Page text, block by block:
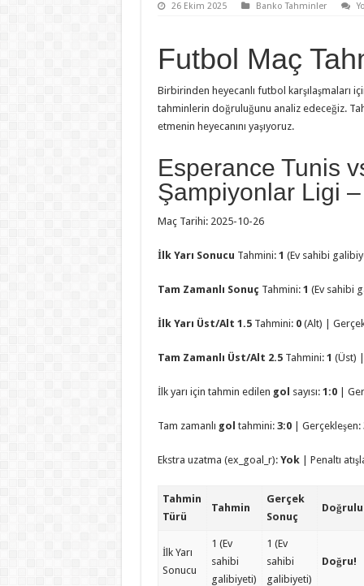
26 Ekim 2025 Banko Tahminler
Futbol Maç
Birbirinden heyecanlı futbol karşılaşmaları
tahminlerin doğruluğunu analiz edeceğiz.
etmenin heyecanını yaşıyoruz.
Esperance Tunis
Şampiyonlar Ligi
Maç Tarihi: 2025-10-26
İlk Yarı Sonucu Tahmini: 1 (Ev sahibi
Tam Zamanlı Sonuç Tahmini: 1 (Ev sahibi
İlk Yarı Üst/Alt 1.5Tahmini: 0(Alt) |
Tam Zamanlı Üst/Alt 2.5Tahmini: 1 (Üst)
İlk yarı için tahmin edilen gol sayısı: 1:0|
Tam zamanlı gol tahmini: 3:0| Gerçekleşen:
Ekstra uzatma (ex_goal_r): Yok| Penaltı
Tahmin
Türü
Tahmin
Gerçek
Sonuç
İlk Yarı
Sonucu
1 (Ev
sahibi
galibiyeti)
1 (Ev
sahibi
galibiyeti)
Doğru!